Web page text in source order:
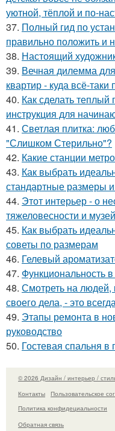
уютной, тёплой и по-
37. Полный гид по
правильно положить и
38. Настоящий
39. Вечная дилемма
квартир - куда всё-таки
40. Как сделать
инструкция для
41. Светлая плитка:
"Слишком Стерильно"?
42. Какие станции
43. Как выбрать
стандартные размеры
44. Этот интерьер - о
тяжеловесности и
45. Как выбрать
советы по размерам
46. Гелевый
47. Функциональность
48. Смотреть на людей,
своего дела, - это
49. Этапы ремонта в
руководство
50. Гостевая спальня в
© 2026 Дизайн / интерьер /
Контакты
Пользовательское
Политика конфидециальности
Обратная связь